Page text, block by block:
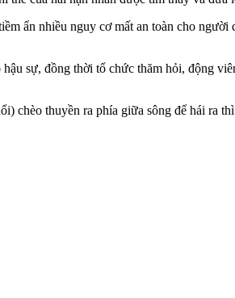
ẩn nhiều nguy cơ mất an toàn cho người
sự, đồng thời tổ chức thăm hỏi, động
thuyền ra phía giữa sông để hái ra